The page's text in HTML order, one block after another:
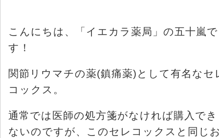
こんにちは、「イエカラ薬局」の五十嵐で
す！
関節リウマチの薬(鎮痛薬)として有名なセ
コックス。
通常では医師の処方箋がなければ購入でき
ないのですが、このセレコックスと同じ